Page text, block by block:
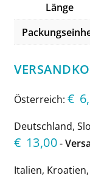
Länge
Österreich: €
Deutschland,
€ 13,00-
Italien,